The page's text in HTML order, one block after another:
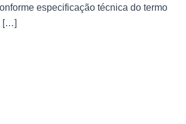
especificação técnica do termo
[…]